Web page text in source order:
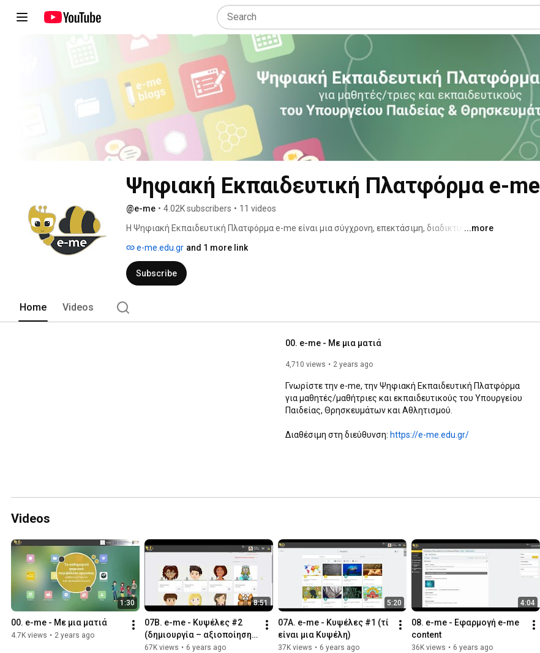
Ψηφιακή Εκπαιδευτική Πλατφόρμα e-me
@e-me • 4.02K subscribers • 11 videos
Η Ψηφιακή Εκπαιδευτική Πλατφόρμα e-me είναι μια σύγχρονη, επεκτάσιμη, διαδικτυακή
περιβάλλον εργασίας μαθητών/τριών και εκπαιδευτικών.
...more
e-me.edu.gr and 1 more link
Subscribe
Home Videos
00. e-me - Με μια ματιά
4,710 views 2 years ago
Γνωρίστε την e-me, την Ψηφιακή Εκπαιδευτική Πλατφόρμα
για μαθητές/μαθήτριες και εκπαιδευτικούς του Υπουργείου
Παιδείας, Θρησκευμάτων και Αθλητισμού.
https://e-me.edu.gr/
Videos
1:30
00. e-me - Με μια ματιά
4.7K views • 2 years ago
8:51
07Β. e-me - Κυψέλες #2
(δημιουργία – αξιοποίηση
Κυψέλης)
67K views • 6 years ago
5:20
07A. e-me - Κυψέλες #1 (τί
είναι μια Κυψέλη)
37K views • 6 years ago
4:04
08. e-me - Εφαρμογή e-me
content
36K views • 6 years ago